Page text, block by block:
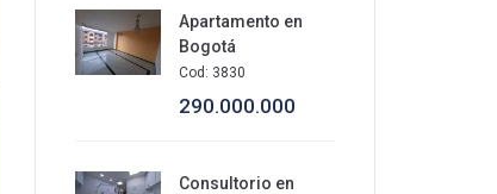
Apartamento en
Bogotá
Cod: 3830
290.000.000
Consultorio en